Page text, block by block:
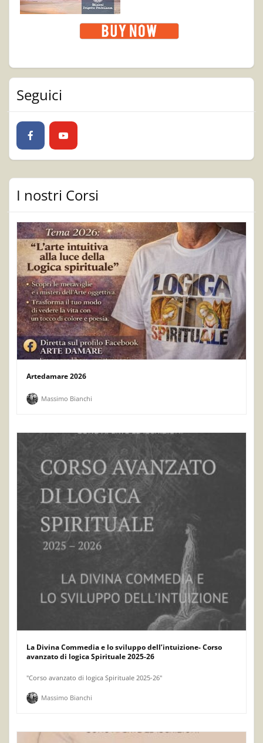
Seguici
I nostri Corsi
Artedamare 2026
Massimo Bianchi
La Divina Commedia e lo sviluppo dell’intuizione- Corso
avanzato di logica Spirituale 2025-26
"Corso avanzato di logica Spirituale 2025-26"
Massimo Bianchi